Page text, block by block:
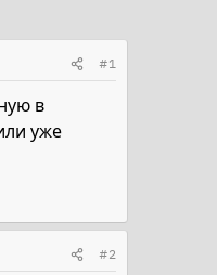
#1
в
уже
#2